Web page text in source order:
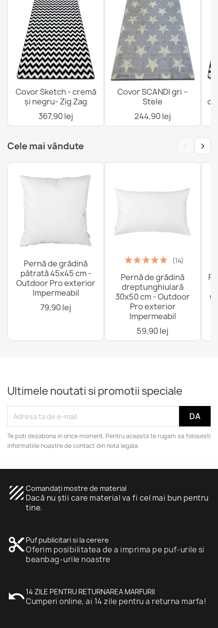
Covor Sketch - cremă
și negru- Zig Zag
367,90 lej
Covor SCANDI gri –
Stele
244,90 lej
Cele mai vândute ‹ ›
Pernă de grădină
pătrată 45x45 cm -
Outdoor Pro exterior
Impermeabil
79,90 lej
(14)
Pernă de grădină
dreptunghiulară
30x50 cm - Outdoor
Pro exterior
Impermeabil
59,90 lej
Ultimele noutati si promotii speciale
Te poti dezabona in orice moment. Pentru aceasta te rugam sa folosesti
informatiile noastre de contact din nota legala.
texture Comandați mostre de material
Dacă nu știi care material va fi cel mai bun pentru
tine.
content_cut Puf publicitari si la cerere
Oferim posibilitatea de a imprima pe puf-urile si
beanbag-urile noastre
undo14 ZILE PENTRU RETURNAREA MARFURII
Cumperi online, ai 14 zile pentru a returna marfa!